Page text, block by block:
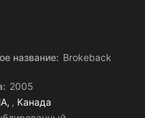
название: Brokeback
2005
, Канада